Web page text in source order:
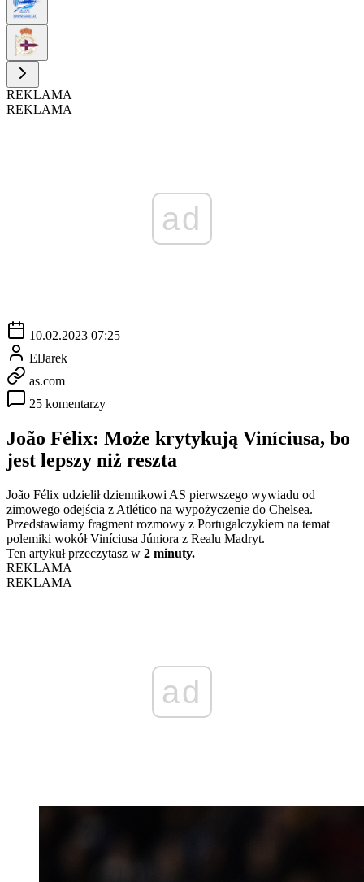
REKLAMA
REKLAMA
ad
10.02.2023 07:25
ElJarek
as.com
25 komentarzy
João Félix: Może krytykują Viníciusa, bo
jest lepszy niż reszta
João Félix udzielił dziennikowi AS pierwszego wywiadu od
zimowego odejścia z Atlético na wypożyczenie do Chelsea.
Przedstawiamy fragment rozmowy z Portugalczykiem na temat
polemiki wokół Viníciusa Júniora z Realu Madryt.
Ten artykuł przeczytasz w 2 minuty.
REKLAMA
REKLAMA
ad